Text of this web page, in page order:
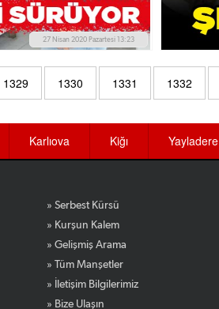
27 Nisan 2020 Pazartesi 13:23
1329 1330 1331 1332
Karlıova Kiğı Yayladere
» Serbest Kürsü
» Kurşun Kalem
» Gelişmiş Arama
» Tüm Manşetler
» İletişim Bilgilerimiz
» Bize Ulaşın